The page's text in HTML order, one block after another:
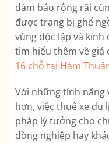
đảm bảo rộng rãi
được trang bị ghế
vùng độc lập và
tìm hiểu thêm về giá
16 chỗ tại Hàm
Với những tính năng
hơn, việc thuê xe du
pháp lý tưởng cho
đồng nghiệp hay